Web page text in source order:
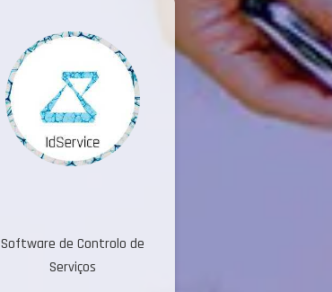
Software de Controlo de
Serviços